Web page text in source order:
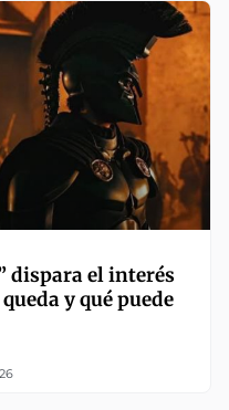
dispara el interés
y qué puede